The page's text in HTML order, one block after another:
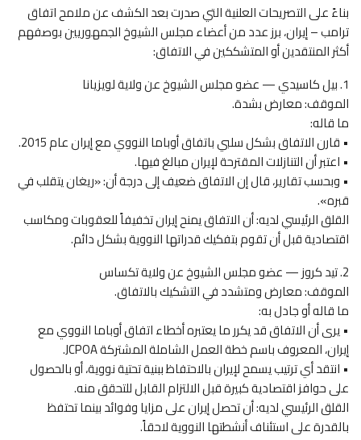
بناءً على التصريحات العلنية التي صدرت بعد الكشف عن ملامح اتفاق
ترامب – إيران، برز عدد من أعضاء مجلس الشيوخ الجمهوريين بوصفهم
أكثر المنتقدين أو المتشككين في الاتفاق:
1. بيل كاسيدي — عضو مجلس الشيوخ عن ولاية لويزيانا
الموقف: معارض بشدة.
ما قاله:
• قارن الاتفاق بشكل سلبي باتفاق أوباما النووي مع إيران عام 2015.
• اعتبر أن التنازلات المقترحة لإيران مبالغ فيها.
• وبحسب تقارير، قال إن الاتفاق ضعيف إلى درجة أن: «ريغان يتقلب في
قبره».
القلق الرئيسي لديه: أن الاتفاق يمنح إيران تخفيفاً للعقوبات ومكاسب
اقتصادية قبل أن تقوم بتفكيك قدراتها النووية بشكل دائم.
2. تيد كروز — عضو مجلس الشيوخ عن ولاية تكساس
الموقف: معارض ومتشدد في التشكيك بالاتفاق.
ما قاله أو جادل به:
• يرى أن الاتفاق قد يكرر ما يعتبره أخطاء اتفاق أوباما النووي مع
إيران، المعروف باسم خطة العمل الشاملة المشتركة JCPOA.
• انتقد أي ترتيب يسمح لإيران بالاحتفاظ ببنية تحتية نووية، أو بالحصول
على حوافز اقتصادية كبيرة قبل الالتزام القابل للتحقق منه.
القلق الرئيسي لديه: أن تحصل إيران على مزايا وفوائد بينما تحتفظ
بالقدرة على استئناف أنشطتها النووية لاحقاً.